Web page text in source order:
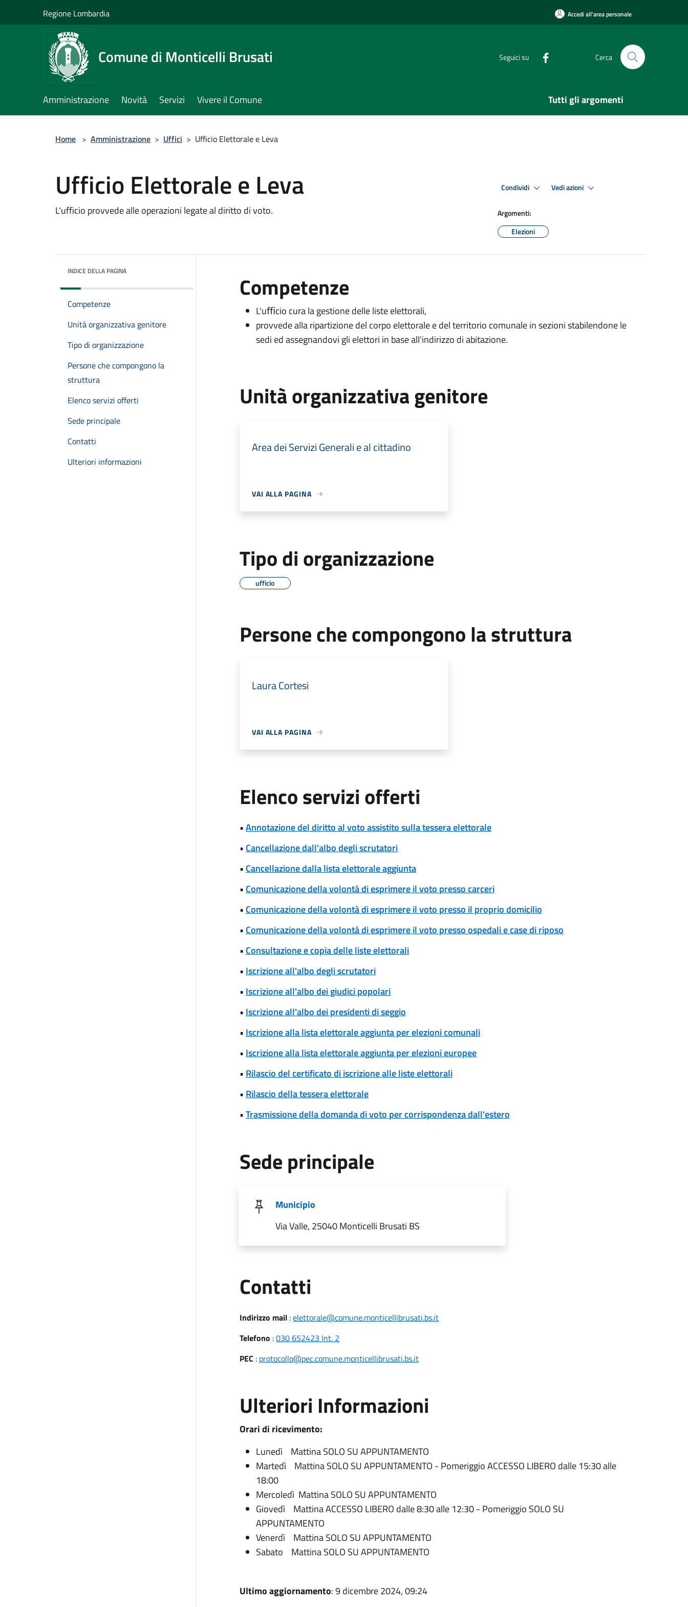
Regione Lombardia Accedi all'area personale
Comune di Monticelli Brusati Seguici su Cerca
Amministrazione Novità Servizi Vivere il Comune Tutti gli argomenti
Home > Amministrazione > Uffici > Ufficio Elettorale e Leva
Ufficio Elettorale e Leva
L'ufficio provvede alle operazioni legate al diritto di voto.
Condividi Vedi azioni
Argomenti:
Elezioni
INDICE DELLA PAGINA
Competenze
Unità organizzativa genitore
Tipo di organizzazione
Persone che compongono la
struttura
Elenco servizi offerti
Sede principale
Contatti
Ulteriori informazioni
Competenze
L'uﬃcio cura la gestione delle liste elettorali,
provvede alla ripartizione del corpo elettorale e del territorio comunale in sezioni stabilendone le
sedi ed assegnandovi gli elettori in base all'indirizzo di abitazione.
Unità organizzativa genitore
Area dei Servizi Generali e al cittadino
VAI ALLA PAGINA
Tipo di organizzazione
ufficio
Persone che compongono la struttura
Laura Cortesi
VAI ALLA PAGINA
Elenco servizi offerti
•Annotazione del diritto al voto assistito sulla tessera elettorale
• Cancellazione dall'albo degli scrutatori
• Cancellazione dalla lista elettorale aggiunta
• Comunicazione della volontà di esprimere il voto presso carceri
• Comunicazione della volontà di esprimere il voto presso il proprio domicilio
• Comunicazione della volontà di esprimere il voto presso ospedali e case di riposo
• Consultazione e copia delle liste elettorali
• Iscrizione all'albo degli scrutatori
• Iscrizione all'albo dei giudici popolari
• Iscrizione all'albo dei presidenti di seggio
• Iscrizione alla lista elettorale aggiunta per elezioni comunali
• Iscrizione alla lista elettorale aggiunta per elezioni europee
• Rilascio del certificato di iscrizione alle liste elettorali
• Rilascio della tessera elettorale
•Trasmissione della domanda di voto per corrispondenza dall'estero
Sede principale
Municipio
Via Valle, 25040 Monticelli Brusati BS
Contatti
Indirizzo mail:elettorale@comune.monticellibrusati.bs.it
Telefono :030 652423 Int. 2
PEC : protocollo@pec.comune.monticellibrusati.bs.it
Ulteriori Informazioni
Orari di ricevimento:
Lunedì Mattina SOLO SU APPUNTAMENTO
Martedì Mattina SOLO SU APPUNTAMENTO - Pomeriggio ACCESSO LIBERO dalle 15:30 alle
18:00
Mercoledì Mattina SOLO SU APPUNTAMENTO
Giovedì Mattina ACCESSO LIBERO dalle 8:30 alle 12:30 - Pomeriggio SOLO SU
APPUNTAMENTO
Venerdì Mattina SOLO SU APPUNTAMENTO
Sabato Mattina SOLO SU APPUNTAMENTO
Ultimo aggiornamento: 9 dicembre 2024, 09:24